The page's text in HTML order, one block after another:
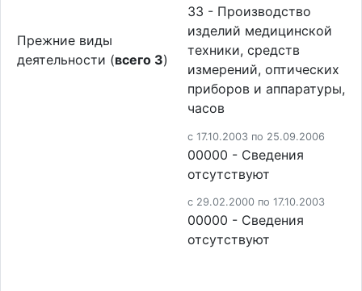
Прежние виды
деятельности (всего 3)
33 - Производство
изделий медицинской
техники, средств
измерений, оптических
приборов и аппаратуры,
часов
c 17.10.2003 по 25.09.2006
00000 - Cведения
отсутствуют
c 29.02.2000 по 17.10.2003
00000 - Cведения
отсутствуют